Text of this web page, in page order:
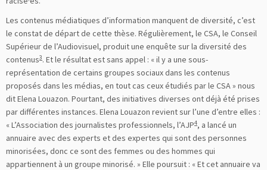
Les contenus médiatiques d’information manquent de diversité, c’est
le constat de départ de cette thèse. Régulièrement, le CSA, le Conseil
Supérieur de l’Audiovisuel, produit une enquête sur la diversité des
contenus3. Et le résultat est sans appel : « il y a une sous-
représentation de certains groupes sociaux dans les contenus
proposés dans les médias, en tout cas ceux étudiés par le CSA » nous
dit Elena Louazon. Pourtant, des initiatives diverses ont déjà été prises
par différentes instances. Elena Louazon revient sur l’une d’entre elles :
« L’Association des journalistes professionnels, l’AJP4, a lancé un
annuaire avec des experts et des expertes qui sont des personnes
minorisées, donc ce sont des femmes ou des hommes qui
appartiennent à un groupe minorisé. » Elle poursuit : « Et cet annuaire va